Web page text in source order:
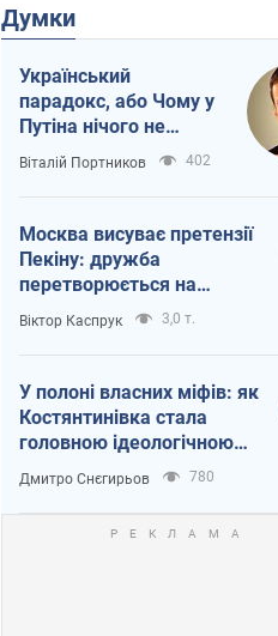
Думки
Український
парадокс, або Чому у
Путіна нічого не
вийшло з Україною
Віталій Портников 402
Москва висуває претензії
Пекіну: дружба
перетворюється на
залежність Росії від
Китаю
Віктор Каспрук 3,0 т.
У полоні власних міфів: як
Костянтинівка стала
головною ідеологічною
пасткою для російських
окупантів
Дмитро Снєгирьов 780